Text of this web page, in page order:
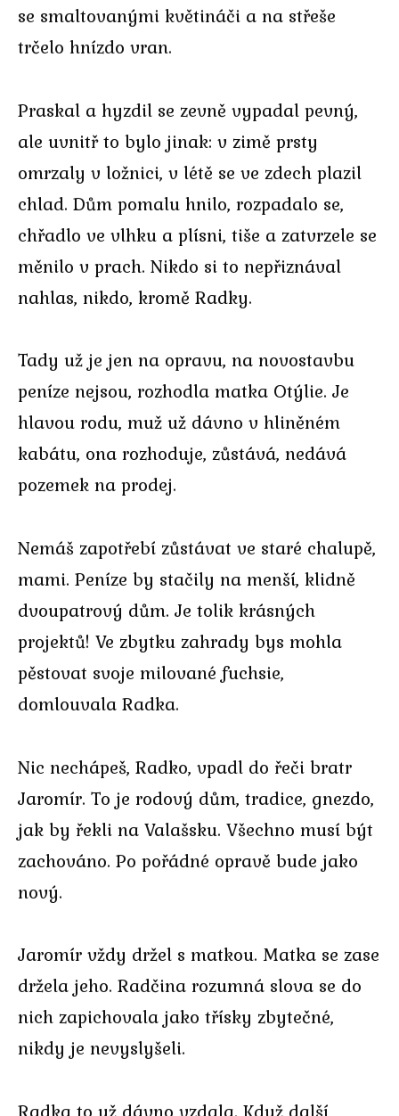
se smaltovanými květináči a na střeše
trčelo hnízdo vran.
Praskal a hyzdil se zevně vypadal pevný,
ale uvnitř to bylo jinak: v zimě prsty
omrzaly v ložnici, v létě se ve zdech plazil
chlad. Dům pomalu hnilo, rozpadalo se,
chřadlo ve vlhku a plísni, tiše a zatvrzele se
měnilo v prach. Nikdo si to nepřiznával
nahlas, nikdo, kromě Radky.
Tady už je jen na opravu, na novostavbu
peníze nejsou, rozhodla matka Otýlie. Je
hlavou rodu, muž už dávno v hliněném
kabátu, ona rozhoduje, zůstává, nedává
pozemek na prodej.
Nemáš zapotřebí zůstávat ve staré chalupě,
mami. Peníze by stačily na menší, klidně
dvoupatrový dům. Je tolik krásných
projektů! Ve zbytku zahrady bys mohla
pěstovat svoje milované fuchsie,
domlouvala Radka.
Nic nechápeš, Radko, vpadl do řeči bratr
Jaromír. To je rodový dům, tradice, gnezdo,
jak by řekli na Valašsku. Všechno musí být
zachováno. Po pořádné opravě bude jako
nový.
Jaromír vždy držel s matkou. Matka se zase
držela jeho. Radčina rozumná slova se do
nich zapichovala jako třísky zbytečné,
nikdy je nevyslyšeli.